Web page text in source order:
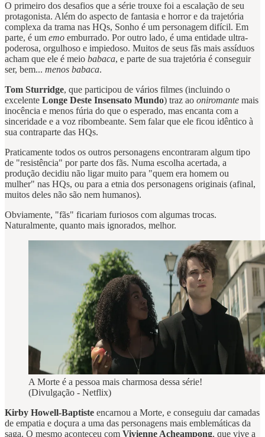
O primeiro dos desafios que a série trouxe foi a escalação de seu
protagonista. Além do aspecto de fantasia e horror e da trajetória
complexa da trama nas HQs, Sonho é um personagem difícil. Em
parte, é um emo emburrado. Por outro lado, é uma entidade ultra-
poderosa, orgulhoso e impiedoso. Muitos de seus fãs mais assíduos
acham que ele é meio babaca, e parte de sua trajetória é conseguir
ser, bem... menos babaca.
Tom Sturridge, que participou de vários filmes (incluindo o
excelente Longe Deste Insensato Mundo) traz ao oniromante mais
inocência e menos fúria do que o esperado, mas encanta com a
sinceridade e a voz ribombeante. Sem falar que ele ficou idêntico à
sua contraparte das HQs.
Praticamente todos os outros personagens encontraram algum tipo
de "resistência" por parte dos fãs. Numa escolha acertada, a
produção decidiu não ligar muito para "quem era homem ou
mulher" nas HQs, ou para a etnia dos personagens originais (afinal,
muitos deles não são nem humanos).
Obviamente, "fãs" ficariam furiosos com algumas trocas.
Naturalmente, quanto mais ignorados, melhor.
A Morte é a pessoa mais charmosa dessa série!
(Divulgação - Netflix)
Kirby Howell-Baptiste encarnou a Morte, e conseguiu dar camadas
de empatia e doçura a uma das personagens mais emblemáticas da
saga. O mesmo aconteceu com Vivienne Acheampong, que vive a